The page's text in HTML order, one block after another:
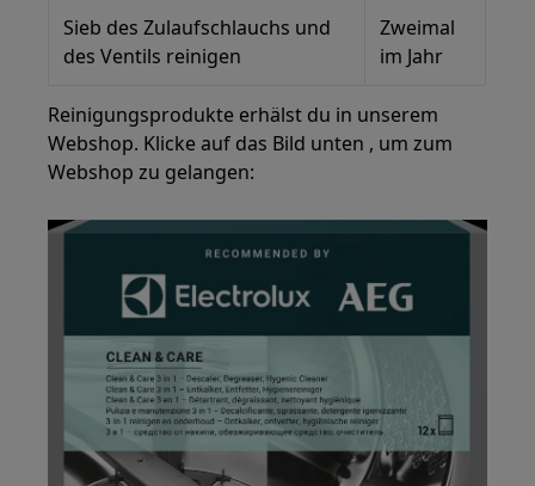
Sieb des Zulaufschlauchs und
des Ventils reinigen
Zweimal
im Jahr
Reinigungsprodukte erhälst du in unserem
Webshop. Klicke auf das Bild unten , um zum
Webshop zu gelangen: